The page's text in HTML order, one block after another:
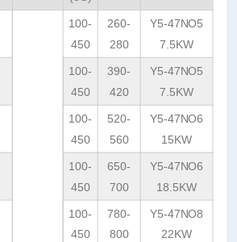
100-
450
260-
280
Y5-47NO5
7.5KW
100-
450
390-
420
Y5-47NO5
7.5KW
100-
450
520-
560
Y5-47NO6
15KW
100-
450
650-
700
Y5-47NO6
18.5KW
100-
450
780-
800
Y5-47NO8
22KW